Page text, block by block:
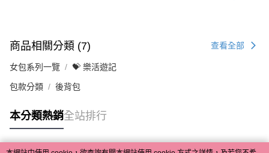
商品相關分類 (7) 查看全部
女包系列一覽 💝 樂活遊記
包款分類 後背包
本分類熱銷全站排行